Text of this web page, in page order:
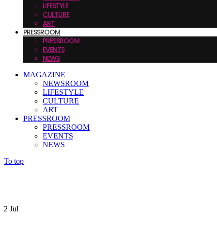
LIFESTYLE
CULTURE
ART
PRESSROOM
PRESSROOM
EVENTS
NEWS
MAGAZINE
NEWSROOM
LIFESTYLE
CULTURE
ART
PRESSROOM
PRESSROOM
EVENTS
NEWS
To top
2 Jul